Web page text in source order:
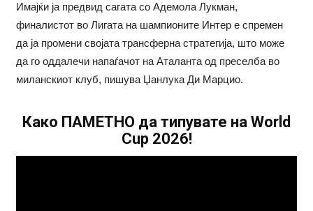
Имајќи ја предвид сагата со Адемола Лукман,
финалистот во Лигата на шампионите Интер е спремен
да ја промени својата трансферна стратегија, што може
да го оддалечи напаѓачот на Аталанта од преселба во
миланскиот клуб, пишува Џанлука Ди Марцио.
Како ПАМЕТНО да типувате на World
Cup 2026!